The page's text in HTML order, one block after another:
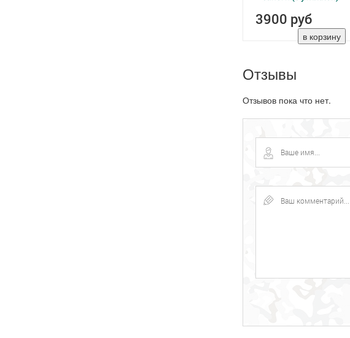
3900 руб
Отзывы
Отзывов пока что нет.